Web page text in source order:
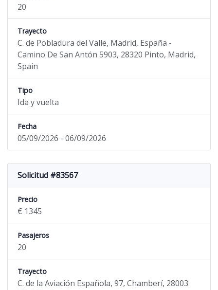
20
Trayecto
C. de Pobladura del Valle, Madrid, España -
Camino De San Antón 5903, 28320 Pinto, Madrid,
Spain
Tipo
Ida y vuelta
Fecha
05/09/2026 - 06/09/2026
Solicitud #83567
Precio
€ 1345
Pasajeros
20
Trayecto
C. de la Aviación Española, 97, Chamberí, 28003